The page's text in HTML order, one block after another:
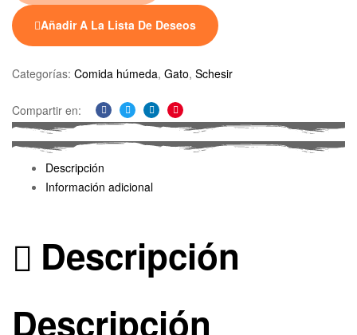
Añadir A La Lista De Deseos
Categorías: Comida húmeda, Gato, Schesir
Compartir en:
Facebook
TwitterLinkedinPinterest
Descripción
Información adicional
Descripción
Descripción